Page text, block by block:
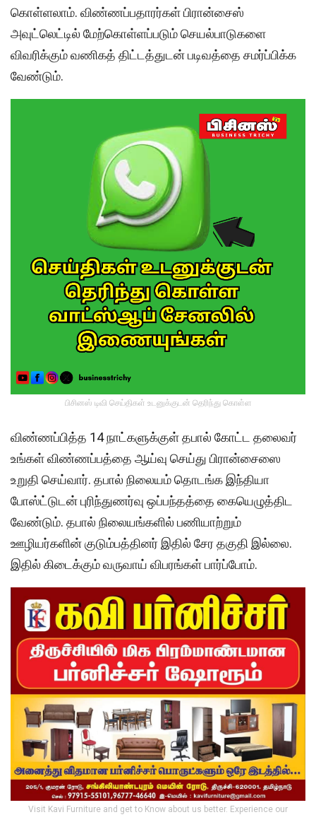
கொள்ளலாம். விண்ணப்பதாரர்கள் பிரான்சைஸ்
அவுட்லெட்டில் மேற்கொள்ளப்படும் செயல்பாடுகளை
விவரிக்கும் வணிகத் திட்டத்துடன் படிவத்தை சமர்ப்பிக்க
வேண்டும்.
பிசினஸ் டிவி செய்திகள் உடனுக்குடன் தெரிந்து கொள்ள
விண்ணப்பித்த 14 நாட்களுக்குள் தபால் கோட்ட தலைவர்
உங்கள் விண்ணப்பத்தை ஆய்வு செய்து பிரான்சைஸை
உறுதி செய்வார். தபால் நிலையம் தொடங்க இந்தியா
போஸ்ட்டுடன் புரிந்துணர்வு ஒப்பந்தத்தை கையெழுத்திட
வேண்டும். தபால் நிலையங்களில் பணியாற்றும்
ஊழியர்களின் குடும்பத்தினர் இதில் சேர தகுதி இல்லை.
இதில் கிடைக்கும் வருவாய் விபரங்கள் பார்ப்போம்.
Visit Kavi Furniture and get to Know about us better. Experience our